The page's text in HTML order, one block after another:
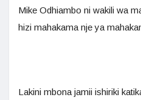
Mike Odhiambo ni wakili wa
hizi mahakama nje ya
Lakini mbona jamii ishiriki